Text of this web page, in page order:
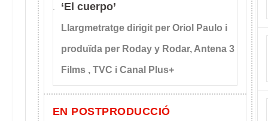
‘El cuerpo’
Llargmetratge dirigit per Oriol Paulo i
produïda per Roday y Rodar, Antena 3
Films , TVC i Canal Plus+
EN POSTPRODUCCIÓ